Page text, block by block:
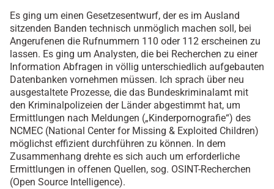
Es ging um einen Gesetzesentwurf, der es im Ausland
sitzenden Banden technisch unmöglich machen soll, bei
Angerufenen die Rufnummern 110 oder 112 erscheinen zu
lassen. Es ging um Analysten, die bei Recherchen zu einer
Information Abfragen in völlig unterschiedlich aufgebauten
Datenbanken vornehmen müssen. Ich sprach über neu
ausgestaltete Prozesse, die das Bundeskriminalamt mit
den Kriminalpolizeien der Länder abgestimmt hat, um
Ermittlungen nach Meldungen („Kinderpornografie“) des
NCMEC (National Center for Missing & Exploited Children)
möglichst effizient durchführen zu können. In dem
Zusammenhang drehte es sich auch um erforderliche
Ermittlungen in offenen Quellen, sog. OSINT-Recherchen
(Open Source Intelligence).